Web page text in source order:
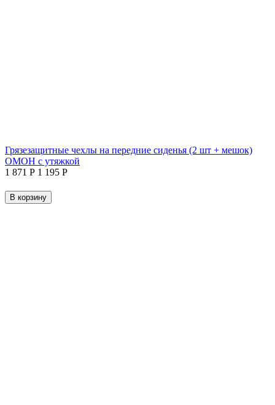
Грязезащитные чехлы на передние сиденья (2 шт + мешок)
ОМОН с утяжкой
1 871 Р 1 195 Р
В корзину